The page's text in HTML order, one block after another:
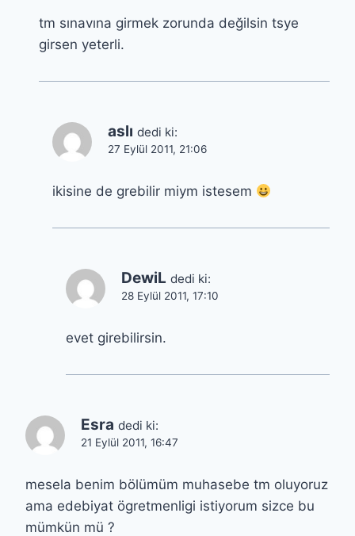
tm sınavına girmek zorunda değilsin tsye
girsen yeterli.
aslı dedi ki:
27 Eylül 2011, 21:06
ikisine de grebilir miym istesem
DewiL dedi ki:
28 Eylül 2011, 17:10
evet girebilirsin.
Esra dedi ki:
21 Eylül 2011, 16:47
mesela benim bölümüm muhasebe tm oluyoruz
ama edebiyat ögretmenligi istiyorum sizce bu
mümkün mü ?